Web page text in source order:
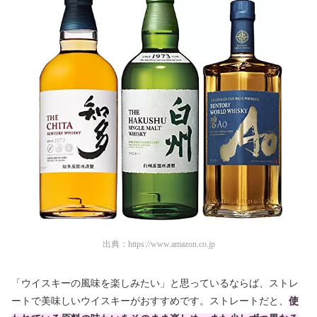
出典： https://www.amazon.co.jp
「ウイスキーの風味を楽しみたい」と思っているならば、ストレ
ートで美味しいウイスキーがおすすめです。ストレートだと、 使